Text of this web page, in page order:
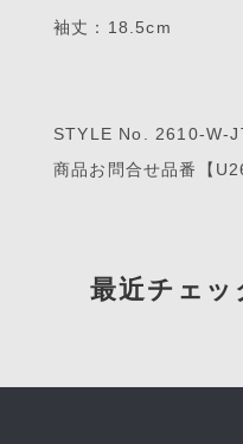
袖丈：18.5cm
STYLE No. 2610-W-
商品お問合せ品番【
最近チェ